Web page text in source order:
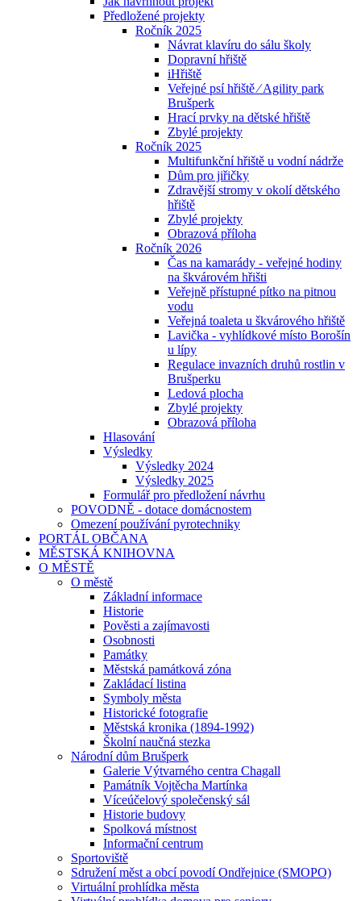
Předložené projekty
Ročník 2025
Návrat klavíru do sálu školy
Dopravní hřiště
iHřiště
Veřejné psí hřiště ⁄ Agility park
Brušperk
Hrací prvky na dětské hřiště
Zbylé projekty
Ročník 2025
Multifunkční hřiště u vodní nádrže
Dům pro jiřičky
Zdravější stromy v okolí dětského
hřiště
Zbylé projekty
Obrazová příloha
Ročník 2026
Čas na kamarády - veřejné hodiny
na škvárovém hřišti
Veřejně přístupné pítko na pitnou
vodu
Veřejná toaleta u škvárového hřiště
Lavička - vyhlídkové místo Borošín
u lípy
Regulace invazních druhů rostlin v
Brušperku
Ledová plocha
Zbylé projekty
Obrazová příloha
Hlasování
Výsledky
Výsledky 2024
Výsledky 2025
Formulář pro předložení návrhu
POVODNĚ - dotace domácnostem
Omezení používání pyrotechniky
PORTÁL OBČANA
MĚSTSKÁ KNIHOVNA
O MĚSTĚ
O městě
Základní informace
Historie
Pověsti a zajímavosti
Osobnosti
Památky
Městská památková zóna
Zakládací listina
Symboly města
Historické fotografie
Městská kronika (1894-1992)
Školní naučná stezka
Národní dům Brušperk
Galerie Výtvarného centra Chagall
Památník Vojtěcha Martínka
Víceúčelový společenský sál
Historie budovy
Spolková místnost
Informační centrum
Sportoviště
Sdružení měst a obcí povodí Ondřejnice (SMOPO)
Virtuální prohlídka města